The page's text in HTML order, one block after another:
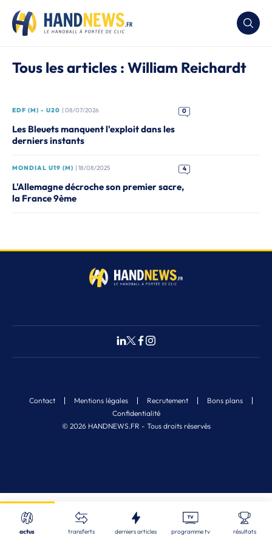
Recherche
Tous les articles : William Reichardt
EDF (M) - U20 | 08/07/2026 0
Les Bleuets manquent l'exploit dans les
derniers instants
MONDIAL U19 (M) | 18/08/2025 4
L'Allemagne décroche son premier sacre,
la France 9ème
© 2026 HANDNEWS.FR - Tous droits réservés
Contact Mentions légales Recrutement
Bons plans
Confidentialité
actus transferts derniers articles programme tv résultats
Nos derniers articles
STL | 06/08/2026